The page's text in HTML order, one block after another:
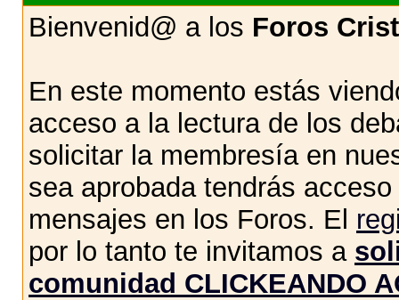
Bienvenid@ a los Foros
En este momento estás
acceso a la lectura de los
solicitar la membresía en
sea aprobada tendrás
mensajes en los Foros. El
por lo tanto te invitamos a
comunidad CLICKEANDO